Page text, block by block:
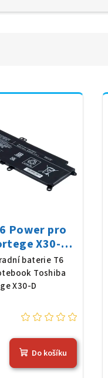
Power pro
X30-D,
V, 4080 mAh
černá
baterie T6
Toshiba
X30-D
Do košíku